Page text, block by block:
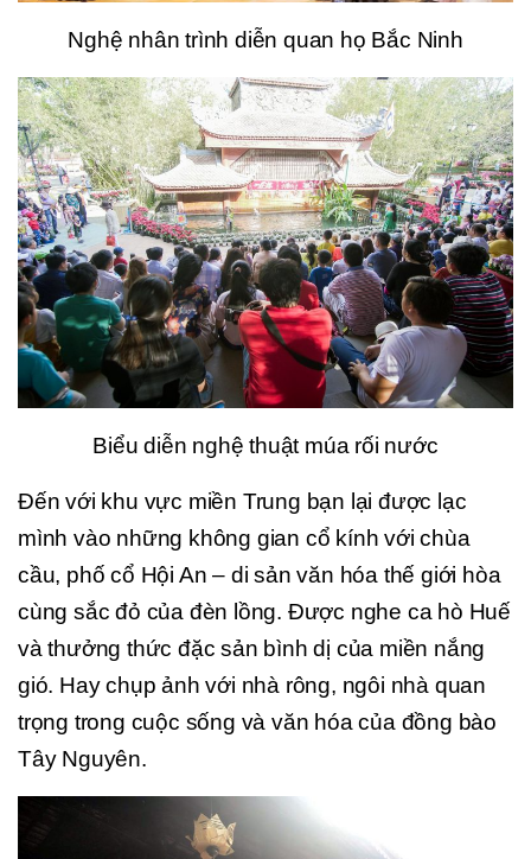
Nghệ nhân trình diễn quan họ Bắc Ninh
Biểu diễn nghệ thuật múa rối nước
Đến với khu vực miền Trung bạn lại được lạc
mình vào những không gian cổ kính với chùa
cầu, phố cổ Hội An – di sản văn hóa thế giới hòa
cùng sắc đỏ của đèn lồng. Được nghe ca hò Huế
và thưởng thức đặc sản bình dị của miền nắng
gió. Hay chụp ảnh với nhà rông, ngôi nhà quan
trọng trong cuộc sống và văn hóa của đồng bào
Tây Nguyên.